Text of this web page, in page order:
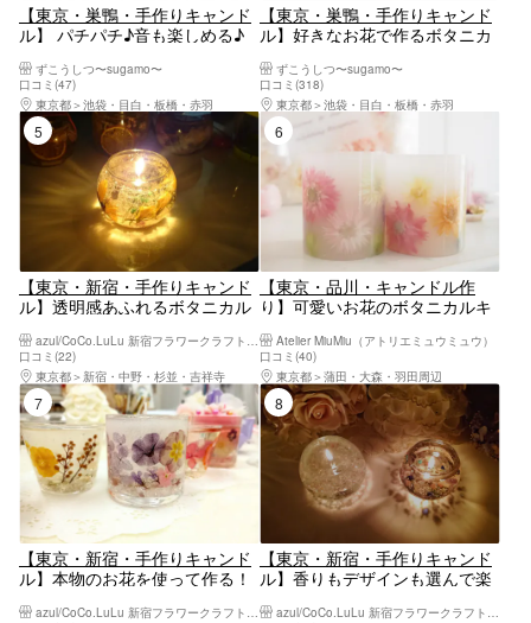
【東京・巣鴨・手作りキャンド
ル】 パチパチ♪音も楽しめる♪
ンドル （1個）
ずこうしつ〜sugamo〜
口コミ(47)
東京都
池袋・目白・板橋・赤羽
【東京・巣鴨・手作りキャンド
ル】好きなお花で作るボタニカ
平日割引対象
ずこうしつ〜sugamo〜
口コミ(318)
東京都
池袋・目白・板橋・赤羽
5位
【東京・新宿・手作りキャンド
ル】透明感あふれるボタニカル
体験 ハンドメイド ものづく
り 女子会や親子で楽しめます
azul/CoCo.LuLu 新宿フラワークラフト体験工房
口コミ(22)
東京都
新宿・中野・杉並・吉祥寺
6位
【東京・品川・キャンドル作
り】可愛いお花のボタニカルキ
Atelier MiuMiu（アトリエミュウミュウ）
口コミ(40)
東京都
蒲田・大森・羽田周辺
7位
【東京・新宿・手作りキャンド
ル】本物のお花を使って作る！
azul/CoCo.LuLu 新宿フラワークラフト体験工房
8位
【東京・新宿・手作りキャンド
ル】香りもデザインも選んで楽
azul/CoCo.LuLu 新宿フラワークラフト体験工房